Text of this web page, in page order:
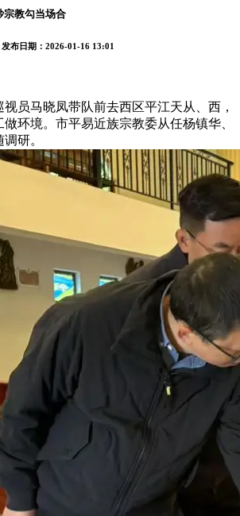
宗教勾当场合
发布日期：2026-01-16 13:01
马晓凤带队前去西区平江天从、西，
环境。市平易近族宗教委从任杨镇华、
研。